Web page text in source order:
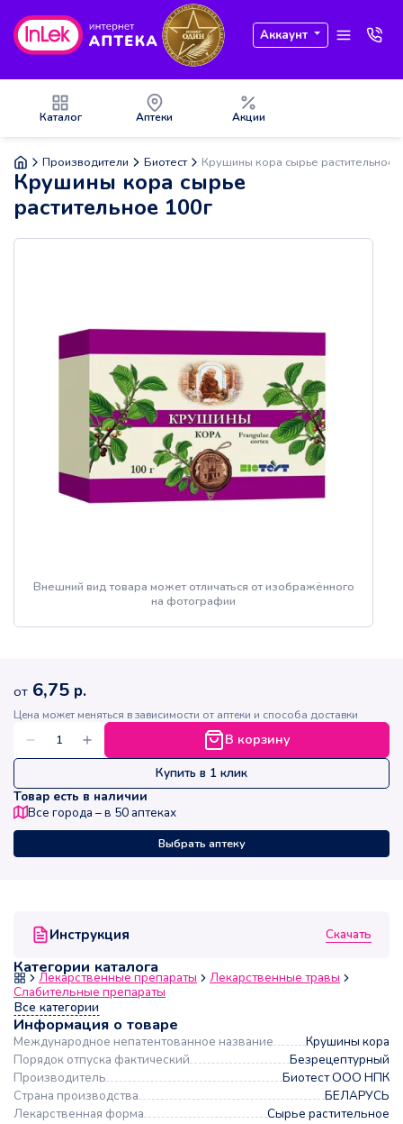
Аккаунт
Каталог Аптеки Акции
Производители Биотест Крушины кора сырье растительное
Крушины кора сырье
растительное 100г
Внешний вид товара может отличаться от изображённого
на фотографии
Инструкция Скачать
Категории каталога
Лекарственные препараты
Лекарственные травы
Слабительные препараты
Все категории
Информация о товаре
Международное непатентованное название
Крушины кора
Порядок отпуска фактический
Безрецептурный
Производитель
Биотест ООО НПК
Страна производства
БЕЛАРУСЬ
Лекарственная форма
Сырье растительное
от 6,75 р.
Цена может меняться в зависимости от аптеки и способа доставки
В корзину
Купить в 1 клик
Товар есть в наличии
Все города – в 50 аптеках
Выбрать аптеку